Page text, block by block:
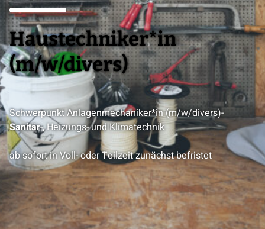
Haustechniker*in
(m/w/divers)
Schwerpunkt Anlagenmechaniker*in (m/w/divers)-
Sanitär-, Heizungs- und Klimatechnik
ab sofort in Voll- oder Teilzeit zunächst befristet